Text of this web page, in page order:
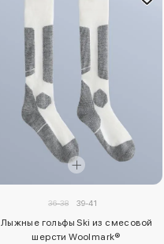
36-38 39-41
Лыжные гольфы Ski из смесовой
шерсти Woolmark®